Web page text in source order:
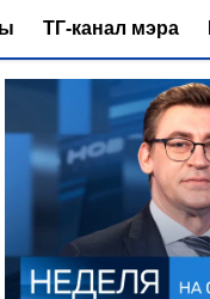
ТГ-канал мэра